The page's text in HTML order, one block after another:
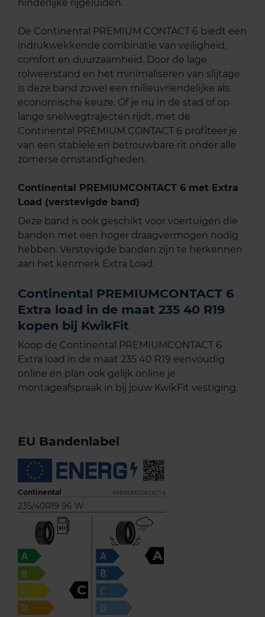
hinderlijke rijgeluiden.
De Continental PREMIUM CONTACT 6 biedt een
indrukwekkende combinatie van veiligheid,
comfort en duurzaamheid. Door de lage
rolweerstand en het minimaliseren van slijtage
is deze band zowel een milieuvriendelijke als
economische keuze. Of je nu in de stad of op
lange snelwegtrajecten rijdt, met de
Continental PREMIUM CONTACT 6 profiteer je
van een stabiele en betrouwbare rit onder alle
zomerse omstandigheden.
Continental PREMIUMCONTACT 6 met Extra
Load (verstevigde band)
Deze band is ook geschikt voor voertuigen die
banden met een hoger draagvermogen nodig
hebben. Verstevigde banden zijn te herkennen
aan het kenmerk Extra Load.
Continental PREMIUMCONTACT 6
Extra load in de maat 235 40 R19
kopen bij KwikFit
Koop de Continental PREMIUMCONTACT 6
Extra load in de maat 235 40 R19 eenvoudig
online en plan ook gelijk online je
montageafspraak in bij jouw KwikFit vestiging.
EU Bandenlabel
Continental PREMIUMCONTACT 6
235/40R19 96 W
C
A